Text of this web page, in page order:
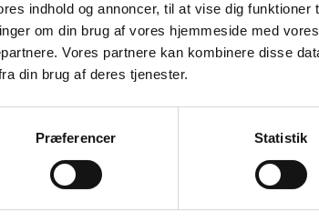
indhold og annoncer, til at vise dig funktioner
om din brug af vores hjemmeside med
Vores partnere kan kombinere disse
din brug af deres tjenester.
Præferencer Statistik